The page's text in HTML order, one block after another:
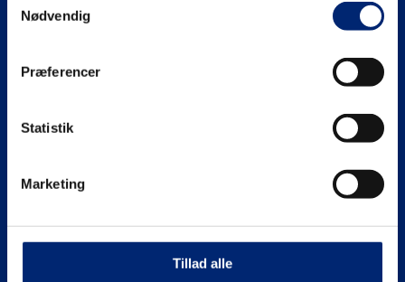
Nødvendig
Præferencer
Statistik
Marketing
Tillad alle
HTX
Teknisk
Maritime uddannelser
Kursuscentret.nu
EUC Nordvests skolehjem